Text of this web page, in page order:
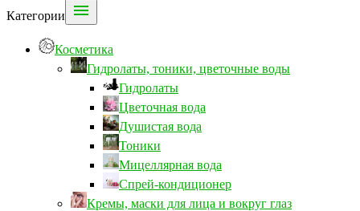
Категории 
Косметика
Гидролаты, тоники, цветочные воды
Гидролаты
Цветочная вода
Душистая вода
Тоники
Мицеллярная вода
Спрей-кондиционер
Кремы, маски для лица и вокруг глаз